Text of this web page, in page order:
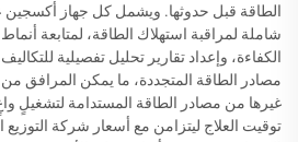
الطاقة قبل حدوثها. ويشمل كل جهاز أكسجين
شاملة لمراقبة استهلاك الطاقة، لمتابعة
الكفاءة، وإعداد تقارير تحليل تفصيلية
مصادر الطاقة المتجددة، ما يمكن المرافق
غيرها من مصادر الطاقة المستدامة لتشغيلٍ واعٍ
توقيت العلاج ليتزامن مع أسعار شركة التوزيع